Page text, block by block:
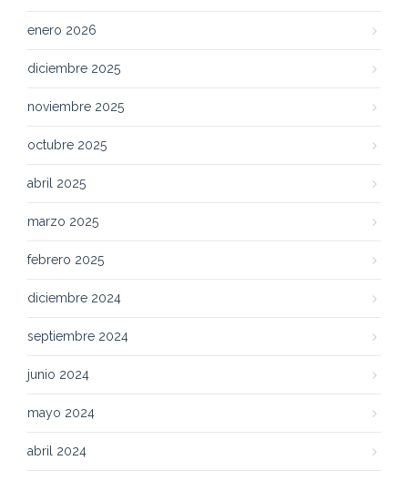
enero 2026
diciembre 2025
noviembre 2025
octubre 2025
abril 2025
marzo 2025
febrero 2025
diciembre 2024
septiembre 2024
junio 2024
mayo 2024
abril 2024